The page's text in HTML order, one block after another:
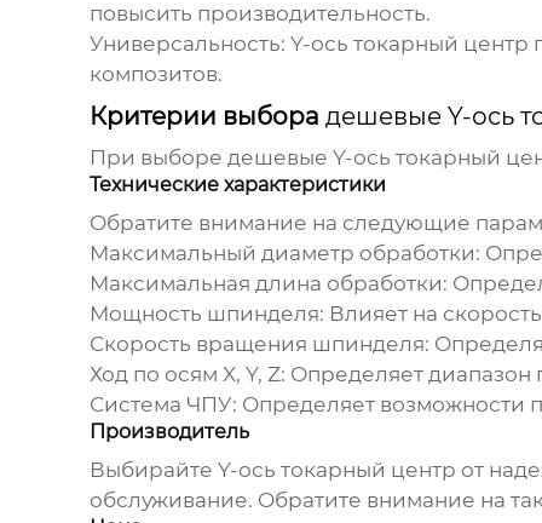
повысить производительность.
Универсальность: Y-ось токарный центр
композитов.
Критерии выбора дешевые Y-ось
При выборе дешевые Y-ось токарный
Технические характеристики
Обратите внимание на следующие
Максимальный диаметр обработки:
Максимальная длина обработки:
Мощность шпинделя: Влияет на
Скорость вращения шпинделя:
Ход по осям X, Y, Z: Определяет
Система ЧПУ: Определяет возможности
Производитель
Выбирайте Y-ось токарный центр от
обслуживание. Обратите внимание на